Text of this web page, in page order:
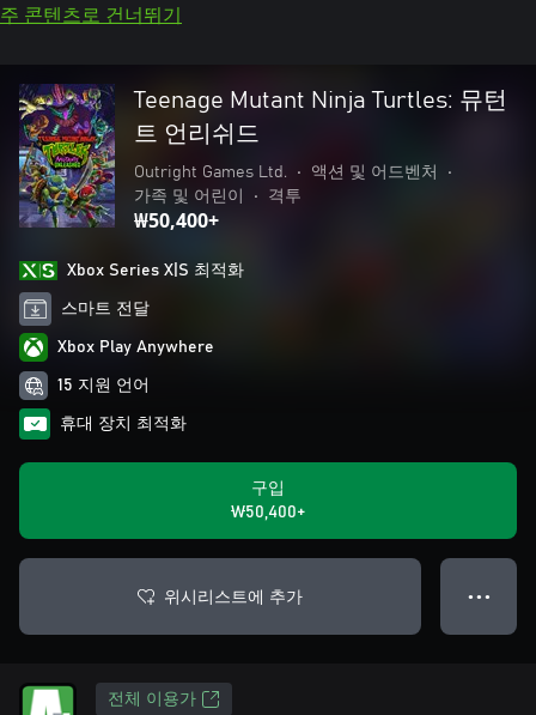
주 콘텐츠로 건너뛰기
Teenage Mutant Ninja Turtles: 뮤턴
트 언리쉬드
Outright Games Ltd. • 액션 및 어드벤처
•
가족 및 어린이
• 격투
₩50,400+
Xbox Series X|S 최적화
스마트 전달
Xbox Play Anywhere
15 지원 언어
휴대 장치 최적화
구입
₩50,400+
위시리스트에 추가 ● ● ●
전체 이용가